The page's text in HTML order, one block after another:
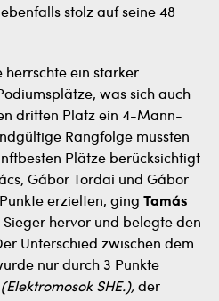
stolz auf seine 48
herrschte ein starker
was sich auch
dritten Platz ein 4-Mann-
Rangfolge mussten
Plätze berücksichtigt
Gábor Tordai und Gábor
erzielten, ging Tamás
hervor und belegte den
Unterschied zwischen dem
nur durch 3 Punkte
(Elektromosok SHE.), der